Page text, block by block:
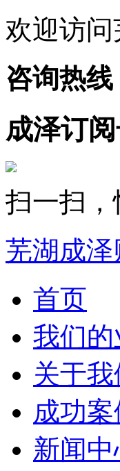
欢迎访
咨询热线
成泽订
扫一扫，
芜湖成泽
首页
我们的
关于我
成功案
新闻